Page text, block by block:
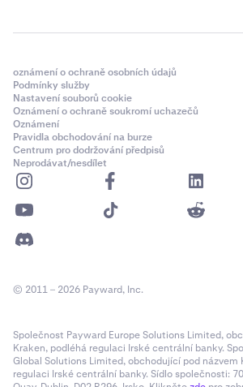
oznámení o ochraně osobních údajů
Podmínky služby
Nastavení souborů cookie
Oznámení o ochraně soukromí uchazečů
Oznámení
Pravidla obchodování na burze
Centrum pro dodržování předpisů
Neprodávat/nesdílet
© 2011 – 2026 Payward, Inc.
Společnost Payward Europe Solutions Limited,
Kraken, podléhá regulaci Irské centrální banky.
Global Solutions Limited, obchodující pod názvem
regulaci Irské centrální banky. Sídlo společnosti: 70